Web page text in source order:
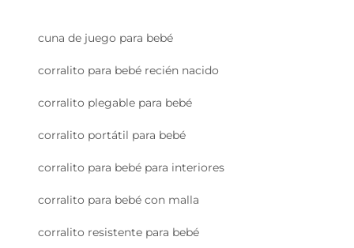
cuna de juego para bebé
corralito para bebé recién nacido
corralito plegable para bebé
corralito portátil para bebé
corralito para bebé para interiores
corralito para bebé con malla
corralito resistente para bebé